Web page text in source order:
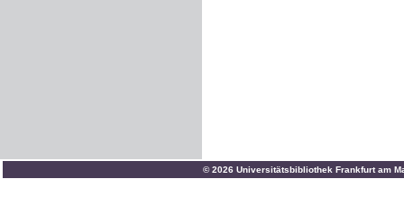
© 2026 Universitätsbibliothek Frankfurt am